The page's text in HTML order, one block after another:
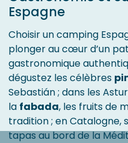
Espagne
Choisir un camping
plonger au cœur d’un
gastronomique
dégustez les célèbres
Sebastián ; dans les
la fabada, les fruits de
tradition ; en Catalogne,
tapas au bord de la